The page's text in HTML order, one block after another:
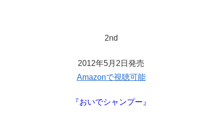
2nd
2012年5月2日発売
Amazonで視聴可能
『おいでシャンプー』